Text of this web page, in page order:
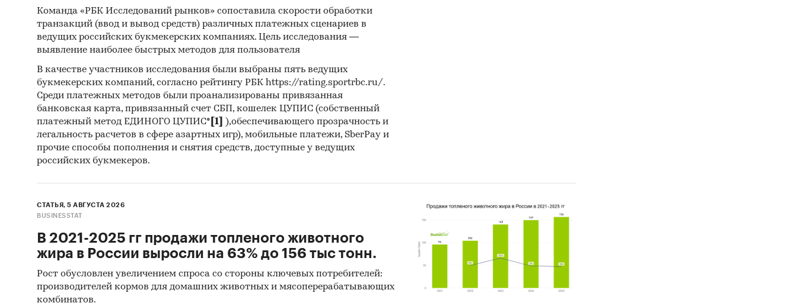
Команда «РБК Исследований рынков» сопоставила скорости обработки
транзакций (ввод и вывод средств) различных платежных сценариев в
ведущих российских букмекерских компаниях. Цель исследования —
выявление наиболее быстрых методов для пользователя
В качестве участников исследования были выбраны пять ведущих
букмекерских компаний, согласно рейтингу РБК https://rating.sportrbc.ru/.
Среди платежных методов были проанализированы привязанная
банковская карта, привязанный счет СБП, кошелек ЦУПИС (собственный
платежный метод ЕДИНОГО ЦУПИС* [1]
),обеспечивающего прозрачность и
легальность расчетов в сфере азартных игр), мобильные платежи, SberPay и
прочие способы пополнения и снятия средств, доступные у ведущих
российских букмекеров.
СТАТЬЯ, 5 АВГУСТА 2026
BUSINESSTAT
В 2021-2025 гг продажи топленого животного
жира в России выросли на 63% до 156 тыс тонн.
Рост обусловлен увеличением спроса со стороны ключевых потребителей:
производителей кормов для домашних животных и мясоперерабатывающих
комбинатов.